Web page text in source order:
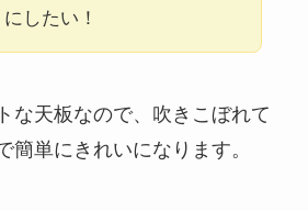
したい！
な天板なので、吹きこぼれて
簡単にきれいになります。